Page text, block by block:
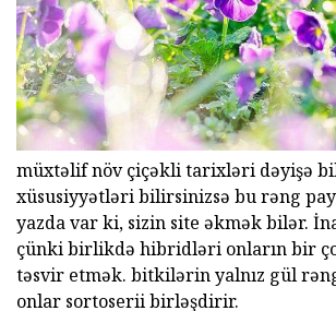
müxtəlif növ çiçəkli tarixləri dəyişə
xüsusiyyətləri bilirsinizsə bu rəng
yazda var ki, sizin site əkmək bilər.
çünki birlikdə hibridləri onların bir
təsvir etmək. bitkilərin yalnız gül
onlar sortoserii birləşdirir.